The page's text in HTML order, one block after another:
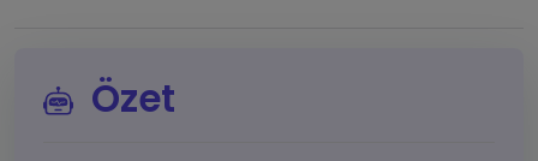
Özet